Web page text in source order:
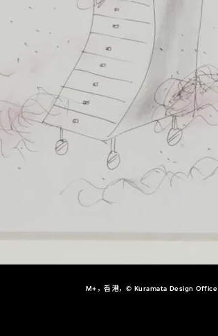
M+，香港，© Kuramata Design Office